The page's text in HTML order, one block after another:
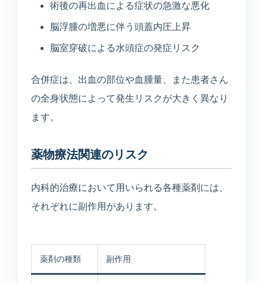
術後の再出血による症状の急激な悪化
脳浮腫の増悪に伴う頭蓋内圧上昇
脳室穿破による水頭症の発症リスク
合併症は、出血の部位や血腫量、また患者さん
の全身状態によって発生リスクが大きく異なり
ます。
薬物療法関連のリスク
内科的治療において用いられる各種薬剤には、
それぞれに副作用があります。
薬剤の種類 副作用